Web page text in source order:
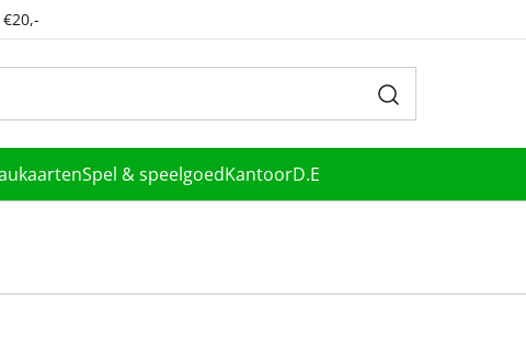
Spel & speelgoedKantoorD.E